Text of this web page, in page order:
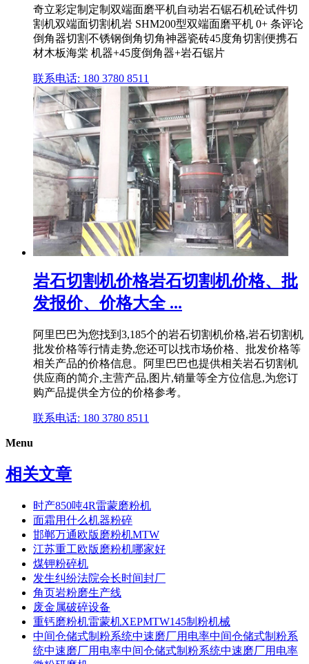
奇立彩定制定制双端面磨平机自动岩石锯石机砼试件切
割机双端面切割机岩 SHM200型双端面磨平机 0+ 条评论
倒角器切割不锈钢倒角切角神器瓷砖45度角切割便携石
材木板海棠 机器+45度倒角器+岩石锯片
联系电话: 180 3780 8511
岩石切割机价格岩石切割机价格、批
发报价、价格大全 ...
阿里巴巴为您找到3,185个的岩石切割机价格,岩石切割机
批发价格等行情走势,您还可以找市场价格、批发价格等
相关产品的价格信息。阿里巴巴也提供相关岩石切割机
供应商的简介,主营产品,图片,销量等全方位信息,为您订
购产品提供全方位的价格参考。
联系电话: 180 3780 8511
Menu
相关文章
时产850吨4R雷蒙磨粉机
面霜用什么机器粉碎
邯郸万通欧版磨粉机MTW
江苏重工欧版磨粉机哪家好
煤钾粉碎机
发生纠纷法院会长时间封厂
角页岩粉磨生产线
废金属破碎设备
重钙磨粉机雷蒙机XEPMTW145制粉机械
中间仓储式制粉系统中速磨厂用电率中间仓储式制粉系
统中速磨厂用电率中间仓储式制粉系统中速磨厂用电率